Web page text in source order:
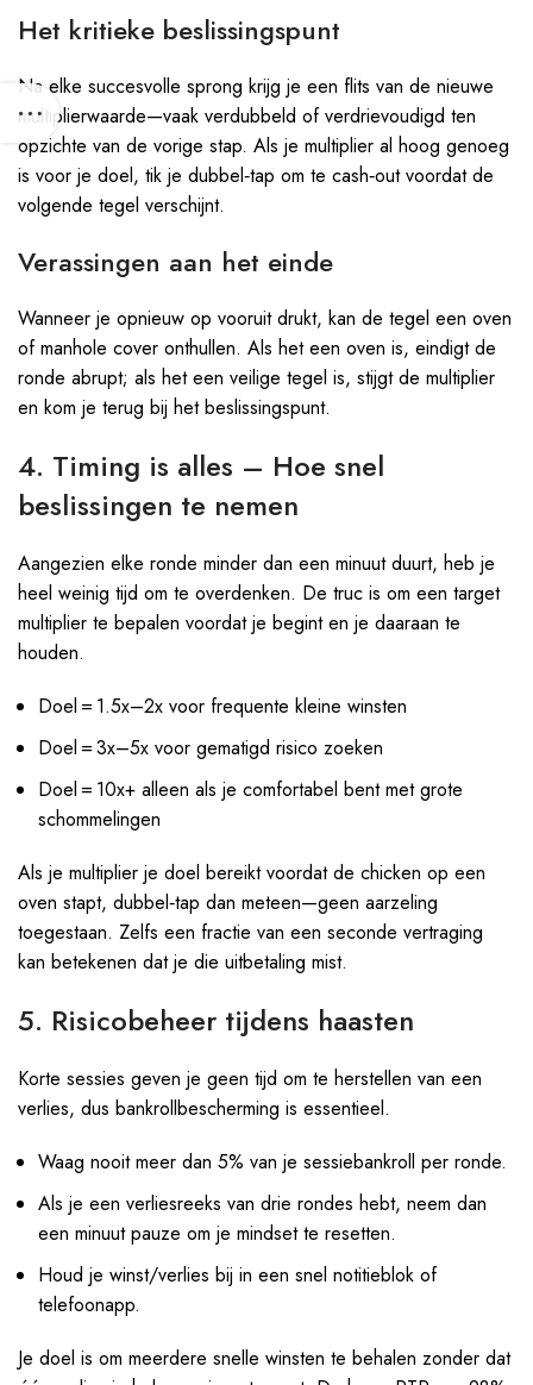
Het kritieke beslissingspunt
Na elke succesvolle sprong krijg je een flits van de nieuwe
multiplierwaarde—vaak verdubbeld of verdrievoudigd ten
opzichte van de vorige stap. Als je multiplier al hoog genoeg
is voor je doel, tik je dubbel‑tap om te cash‑out voordat de
volgende tegel verschijnt.
Verassingen aan het einde
Wanneer je opnieuw op vooruit drukt, kan de tegel een oven
of manhole cover onthullen. Als het een oven is, eindigt de
ronde abrupt; als het een veilige tegel is, stijgt de multiplier
en kom je terug bij het beslissingspunt.
4. Timing is alles – Hoe snel
beslissingen te nemen
Aangezien elke ronde minder dan een minuut duurt, heb je
heel weinig tijd om te overdenken. De truc is om een target
multiplier te bepalen voordat je begint en je daaraan te
houden.
Doel = 1.5x–2x voor frequente kleine winsten
Doel = 3x–5x voor gematigd risico zoeken
Doel = 10x+ alleen als je comfortabel bent met grote
schommelingen
Als je multiplier je doel bereikt voordat de chicken op een
oven stapt, dubbel‑tap dan meteen—geen aarzeling
toegestaan. Zelfs een fractie van een seconde vertraging
kan betekenen dat je die uitbetaling mist.
5. Risicobeheer tijdens haasten
Korte sessies geven je geen tijd om te herstellen van een
verlies, dus bankrollbescherming is essentieel.
Waag nooit meer dan 5% van je sessiebankroll per ronde.
Als je een verliesreeks van drie rondes hebt, neem dan
een minuut pauze om je mindset te resetten.
Houd je winst/verlies bij in een snel notitieblok of
telefoonapp.
Je doel is om meerdere snelle winsten te behalen zonder dat